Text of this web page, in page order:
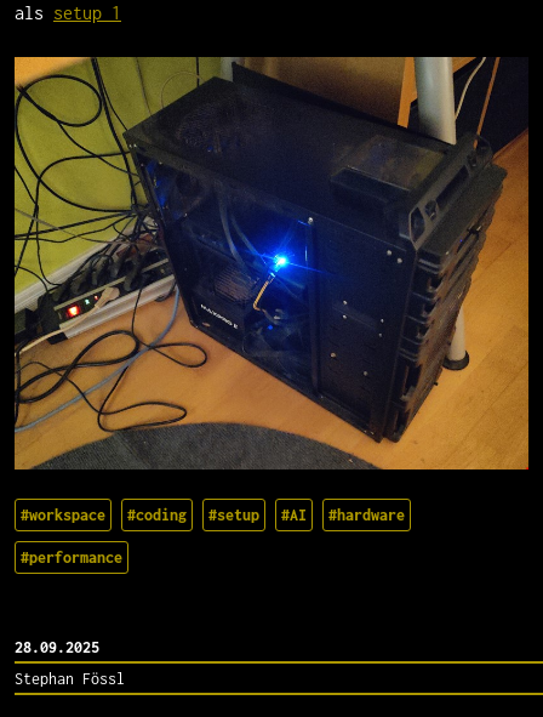
als setup 1
#workspace #coding #setup #AI #hardware
#performance
28.09.2025
Stephan Fössl